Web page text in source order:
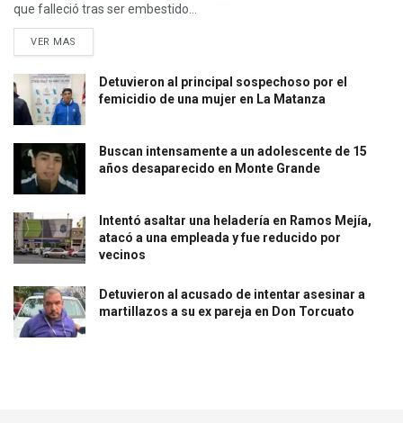
que falleció tras ser embestido...
VER MAS
Detuvieron al principal sospechoso por el
femicidio de una mujer en La Matanza
Buscan intensamente a un adolescente de 15
años desaparecido en Monte Grande
Intentó asaltar una heladería en Ramos Mejía,
atacó a una empleada y fue reducido por
vecinos
Detuvieron al acusado de intentar asesinar a
martillazos a su ex pareja en Don Torcuato